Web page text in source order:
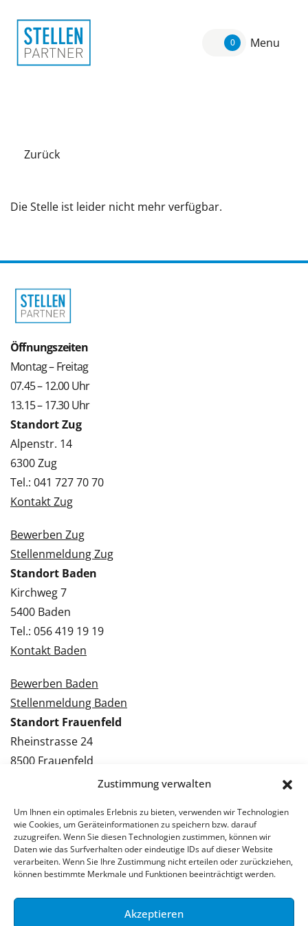
Zustimmung verwalten
Um Ihnen ein optimales Erlebnis zu bieten, verwenden wir Technologien
wie Cookies, um Geräteinformationen zu speichern bzw. darauf
zuzugreifen. Wenn Sie diesen Technologien zustimmen, können wir
Daten wie das Surfverhalten oder eindeutige IDs auf dieser Website
verarbeiten. Wenn Sie Ihre Zustimmung nicht erteilen oder zurückziehen,
können bestimmte Merkmale und Funktionen beeinträchtigt werden.
Akzeptieren
0 Menu
Zurück
Die Stelle ist leider nicht mehr verfügbar.
Öffnungszeiten
Montag – Freitag
07.45 – 12.00 Uhr
13.15 – 17.30 Uhr
Standort Zug
Alpenstr. 14
6300 Zug
Tel.: 041 727 70 70
Kontakt Zug
Bewerben Zug
Stellenmeldung Zug
Standort Baden
Kirchweg 7
5400 Baden
Tel.: 056 419 19 19
Kontakt Baden
Bewerben Baden
Stellenmeldung Baden
Standort Frauenfeld
Rheinstrasse 24
8500 Frauenfeld
Tel.: 052 224 09 09
Bewerben Frauenfeld
Stellenmeldung Frauenfeld
© 2026 Stellenpartner AG